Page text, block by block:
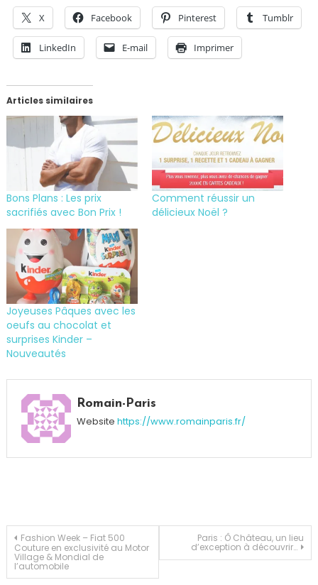
X Facebook Pinterest Tumblr
LinkedIn E-mail Imprimer
Articles similaires
Bons Plans : Les prix
sacrifiés avec Bon Prix !
Comment réussir un
délicieux Noël ?
Joyeuses Pâques avec les
oeufs au chocolat et
surprises Kinder –
Nouveautés
bon
Bonnes
Romain-Paris
Website https://www.romainparis.fr/
Navigation
de
Fashion Week – Fiat 500
Couture en exclusivité au Motor
Village & Mondial de
l’automobile
Paris : Ô Château, un lieu
d’exception à découvrir…